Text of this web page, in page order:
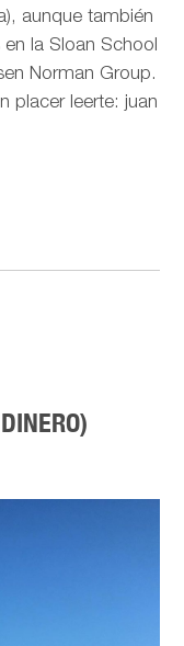
aunque también
la Sloan School
Norman Group.
placer leerte: juan